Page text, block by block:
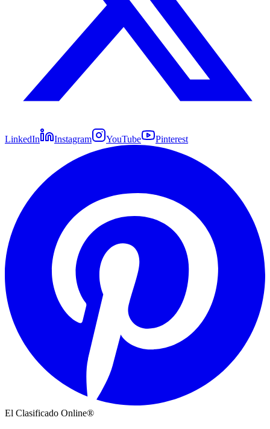
LinkedIn Instagram YouTube Pinterest
El Clasificado Online®